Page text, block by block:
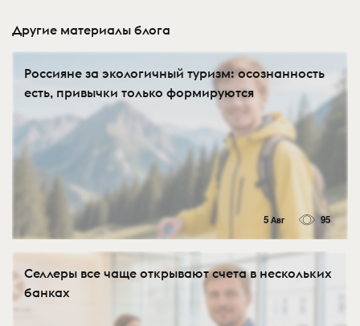
Другие материалы блога
Россияне за экологичный туризм: осознанность
есть, привычки только формируются
5 Авг 95
Селлеры все чаще открывают счета в нескольких
банках